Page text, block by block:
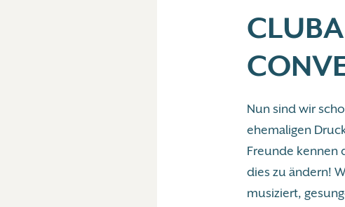
Nun sind wir
ehemaligen
Freunde kennen
dies zu ändern!
musiziert,